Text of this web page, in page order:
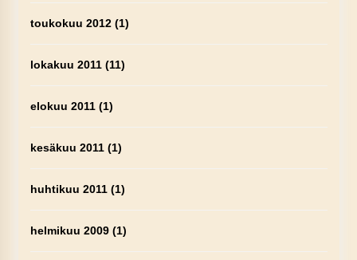
toukokuu 2012(1)
lokakuu 2011(11)
elokuu 2011(1)
kesäkuu 2011(1)
huhtikuu 2011(1)
helmikuu 2009(1)